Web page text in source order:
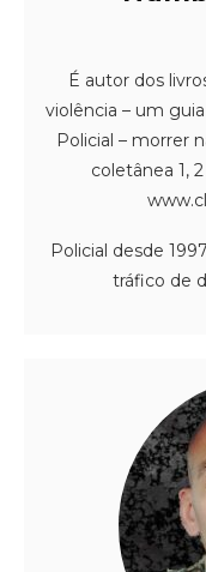
É autor dos
violência – um
Policial – morrer
coletânea 1,
Policial desde
tráfico de